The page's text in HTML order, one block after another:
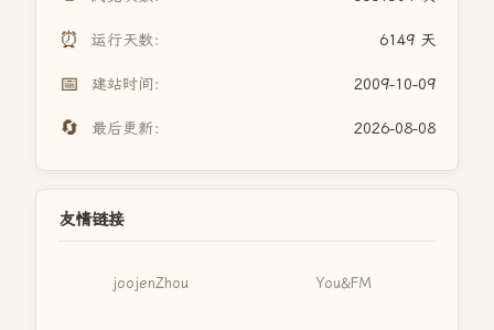
⏰ 运行天数： 6149 天
📅 建站时间： 2009-10-09
🔄 最后更新： 2026-08-08
友情链接
joojenZhou You&FM